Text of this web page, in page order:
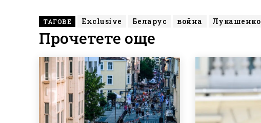
ТАГОВЕ Exclusive Беларус война Лукашенко
Прочетете още